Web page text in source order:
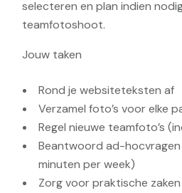
selecteren en plan indien
teamfotoshoot.
Jouw taken
Rond je websiteteksten af
Verzamel foto’s voor elke
Regel nieuwe teamfoto’s
Beantwoord ad-
minuten per week)
Zorg voor praktische